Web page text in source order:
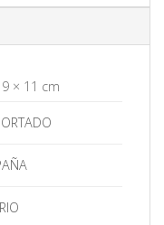
× 11 cm